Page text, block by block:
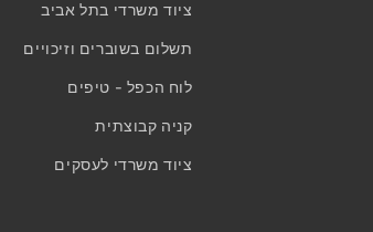
ציוד משרדי בתל אביב
תשלום בשוברים וזיכויים
לוח הכפל - טיפים
קניה קבוצתית
ציוד משרדי לעסקים